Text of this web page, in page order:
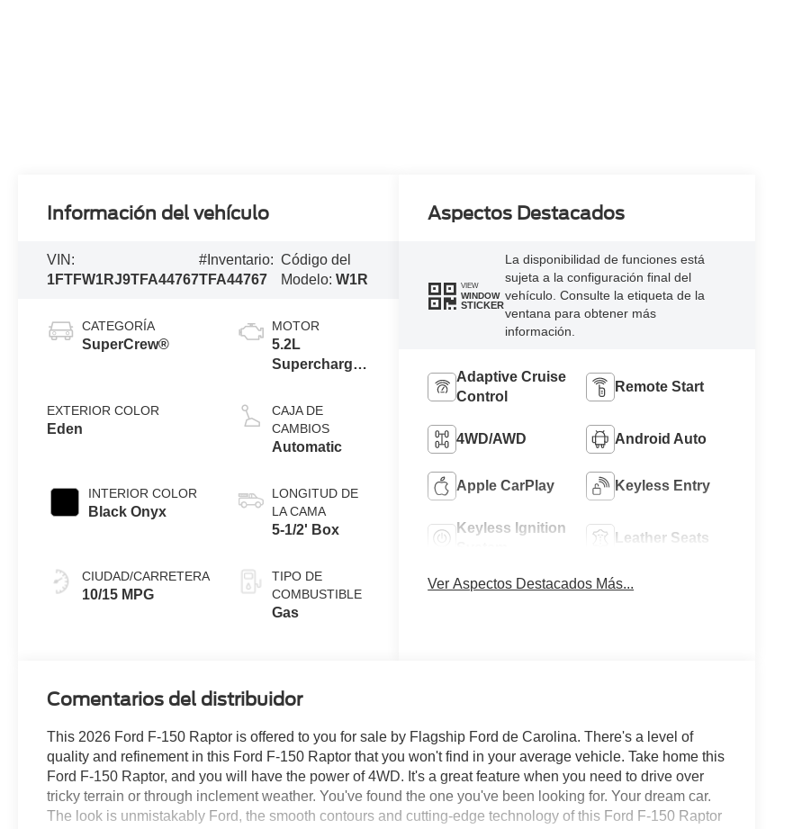
Información del vehículo
VIN:
1FTFW1RJ9TFA44767
#Inventario:
TFA44767
Código del
Modelo: W1R
CATEGORÍA
SuperCrew®
EXTERIOR COLOR
Eden
INTERIOR COLOR
Black Onyx
CIUDAD/CARRETERA
10/15 MPG
MOTOR
5.2L
Supercharged
CAJA DE
CAMBIOS
Automatic
LONGITUD DE
LA CAMA
5-1/2' Box
TIPO DE
COMBUSTIBLE
Gas
Aspectos Destacados
VIEW
WINDOW
STICKER
La disponibilidad de funciones está
sujeta a la configuración final del
vehículo. Consulte la etiqueta de la
ventana para obtener más
información.
Adaptive Cruise
Control
Remote Start
4WD/AWD Android Auto
Apple CarPlay Keyless Entry
Keyless Ignition
Leather Seats
Ver Aspectos Destacados Más...
Comentarios del distribuidor
This 2026 Ford F-150 Raptor is offered to you for sale by Flagship Ford de Carolina. There's a level of
quality and refinement in this Ford F-150 Raptor that you won't find in your average vehicle. Take home this
Ford F-150 Raptor, and you will have the power of 4WD. It's a great feature when you need to drive over
tricky terrain or through inclement weather. You've found the one you've been looking for. Your dream car.
The look is unmistakably Ford, the smooth contours and cutting-edge technology of this Ford F-150 Raptor